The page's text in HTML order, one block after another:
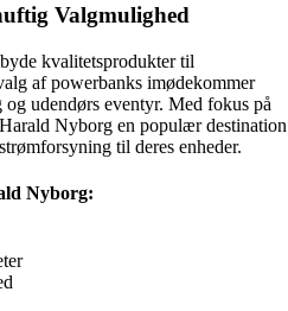
Valgmulighed
kvalitetsprodukter til
af powerbanks imødekommer
udendørs eventyr. Med fokus på
Nyborg en populær destination
til deres enheder.
Nyborg: